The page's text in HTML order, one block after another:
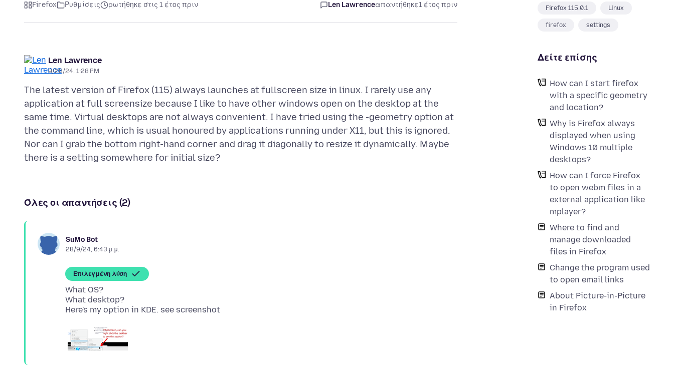
Firefox 115.0.1 Linux
firefox settings
Δείτε επίσης
How can I start firefox
with a specific geometry
and location?
Why is Firefox always
displayed when using
Windows 10 multiple
desktops?
How can I force Firefox
to open webm files in a
external application like
mplayer?
Where to find and
manage downloaded
files in Firefox
Change the program used
to open email links
About Picture-in-Picture
in Firefox
Firefox Ρυθμίσεις ρωτήθηκε στις 1 έτος πριν Len Lawrenceαπαντήθηκε1 έτος πριν
Len Lawrence
9/28/24, 1:28 PM
The latest version of Firefox (115) always launches at fullscreen size in linux. I rarely use any
application at full screensize because I like to have other windows open on the desktop at the
same time. Virtual desktops are not always convenient. I have tried using the -geometry option at
the command line, which is usual honoured by applications running under X11, but this is ignored.
Nor can I grab the bottom right-hand corner and drag it diagonally to resize it dynamically. Maybe
Όλες οι απαντήσεις (2)
SuMo Bot
28/9/24, 6:43 μ.μ.
Επιλεγμένη λύση
What OS?
What desktop?